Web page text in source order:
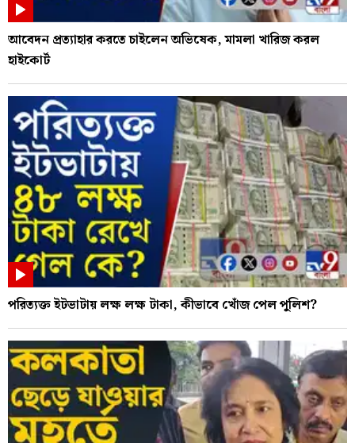
আবেদন প্রত্যাহার করতে চাইলেন অভিষেক, মামলা খারিজ করল
হাইকোর্ট
পরিত্যক্ত ইটভাটায় লক্ষ লক্ষ টাকা, কীভাবে খোঁজ পেল পুলিশ?